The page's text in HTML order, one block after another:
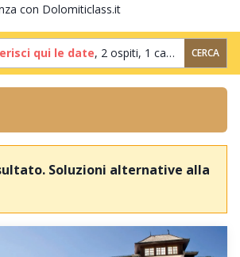
con Dolomiticlass.it
qui le date, 2 ospiti, 1 camera CERCA
Soluzioni alternative alla